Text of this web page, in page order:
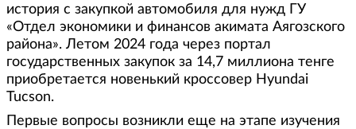
история с закупкой автомобиля для нужд ГУ
«Отдел экономики и финансов акимата Аягозского
района». Летом 2024 года через портал
государственных закупок за 14,7 миллиона тенге
приобретается новенький кроссовер Hyundai
Tucson.
Первые вопросы возникли еще на этапе изучения